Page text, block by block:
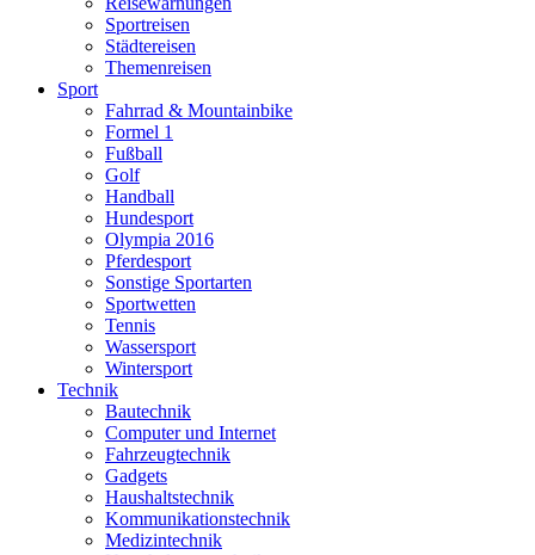
Sportreisen
Städtereisen
Themenreisen
Sport
Fahrrad & Mountainbike
Formel 1
Fußball
Golf
Handball
Hundesport
Olympia 2016
Pferdesport
Sonstige Sportarten
Sportwetten
Tennis
Wassersport
Wintersport
Technik
Bautechnik
Computer und Internet
Fahrzeugtechnik
Gadgets
Haushaltstechnik
Kommunikationstechnik
Medizintechnik